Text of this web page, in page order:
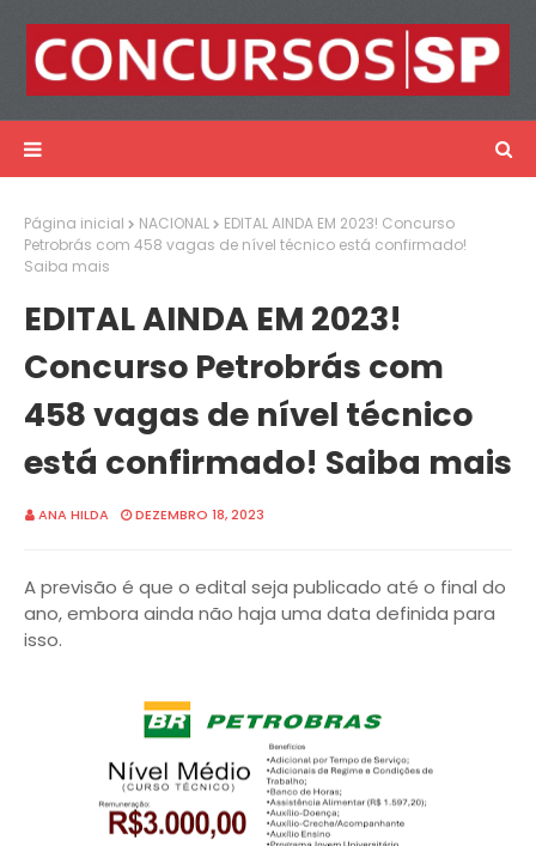
Página inicial NACIONAL
EDITAL AINDA EM 2023! Concurso
Petrobrás com 458 vagas de nível técnico está confirmado!
Saiba mais
EDITAL AINDA EM 2023!
Concurso Petrobrás com
458 vagas de nível técnico
está confirmado! Saiba mais
ANA HILDA DEZEMBRO 18, 2023
A previsão é que o edital seja publicado até o final do
ano, embora ainda não haja uma data definida para
isso.